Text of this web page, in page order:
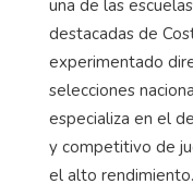
una de las
destacadas de
experimentado
selecciones
especializa en el
y competitivo de
el alto rendimiento.